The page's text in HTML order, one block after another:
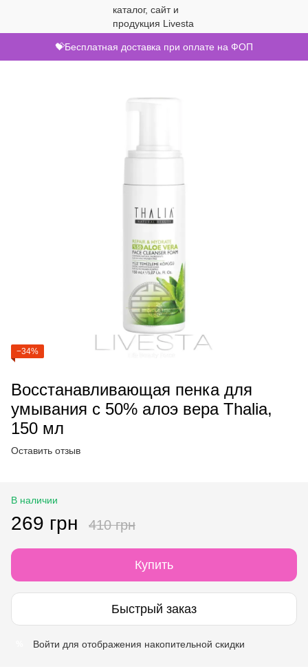
💝Бесплатная доставка при оплате на ФОП
−34%
Восстанавливающая пенка для
умывания с 50% алоэ вера Thalia,
150 мл
Оставить отзыв
В наличии
269 грн 410 грн
Купить
Быстрый заказ
Войти для отображения накопительной скидки